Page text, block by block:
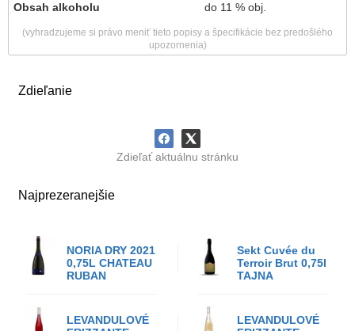
Zdieľanie
Zdieľať aktuálnu stránku
Najprezeranejšie
NORIA DRY 2021
0,75L CHATEAU
RUBAN
Sekt Cuvée du
Terroir Brut 0,75l
TAJNA
LEVANDULOVÉ
LEVANDULOVÉ
Obsah alkoholu
do 11 % obj.
(vyhradzujeme si právo meniť tieto popisy a špecifikácie bez predošlého
upozornenia)